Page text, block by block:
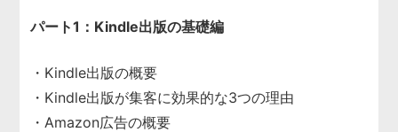
パート1：Kindle出版の基礎編
・Kindle出版の概要
・Kindle出版が集客に効果的な3つの理由
・Amazon広告の概要